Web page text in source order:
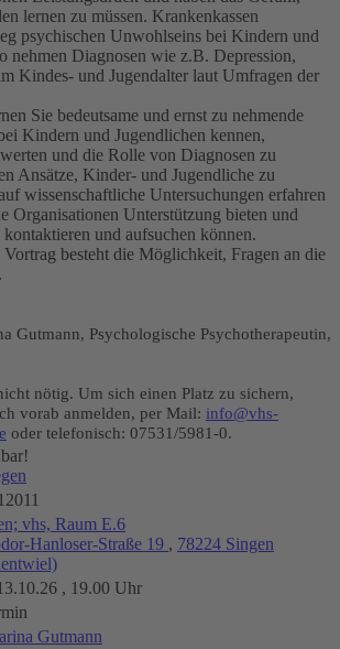
lernen zu müssen. Krankenkassen
psychischen Unwohlseins bei Kindern und
nehmen Diagnosen wie z.B. Depression,
Kindes- und Jugendalter laut Umfragen der
Sie bedeutsame und ernst zu nehmende
Kindern und Jugendlichen kennen,
und die Rolle von Diagnosen zu
Ansätze, Kinder- und Jugendliche zu
wissenschaftliche Untersuchungen erfahren
Organisationen Unterstützung bieten und
und aufsuchen können.
besteht die Möglichkeit, Fragen an die
Gutmann, Psychologische Psychotherapeutin,
nötig. Um sich einen Platz zu sichern,
vorab anmelden, per Mail: info@vhs-
oder telefonisch: 07531/5981-0.
vhs, Raum E.6
Hanloser-Straße 19 , 78224 Singen
, 19.00 Uhr
Gutmann